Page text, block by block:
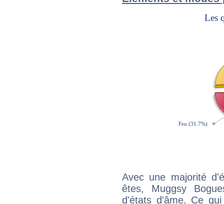
Avec une majorité
êtes, Muggsy
d'états d'âme. Ce